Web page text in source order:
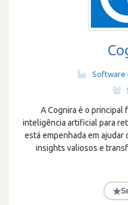
Software
A Cognira é o
inteligência artificial para
está empenhada em
insights valiosos e
★